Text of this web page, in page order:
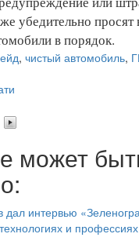
убедительно просят
в порядок.
, чистый автомобиль,
может
интервью
и